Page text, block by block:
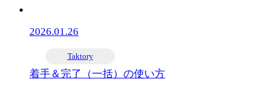
2026.01.26
Taktory
着手＆完了（一括）の使い方